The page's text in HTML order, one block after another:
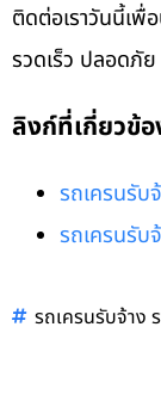
ติดต่อเราวันนี้เพื่
รวดเร็ว ปลอดภั
ลิงก์ที่เกี่ยวข้
รถเครนรับ
รถเครนรับ
รถเครนรับจ้าง